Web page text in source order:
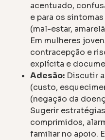
acentuado,
e para os
(mal-estar,
Em mulheres
contracepção e
explícita e
Adesão: Discutir
(custo,
(negação da
Sugerir
comprimidos,
familiar no apoio.